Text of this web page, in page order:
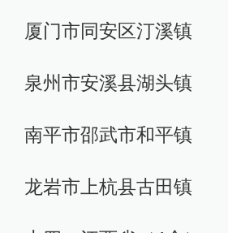
厦门市同安区汀溪镇
泉州市安溪县湖头镇
南平市邵武市和平镇
龙岩市上杭县古田镇